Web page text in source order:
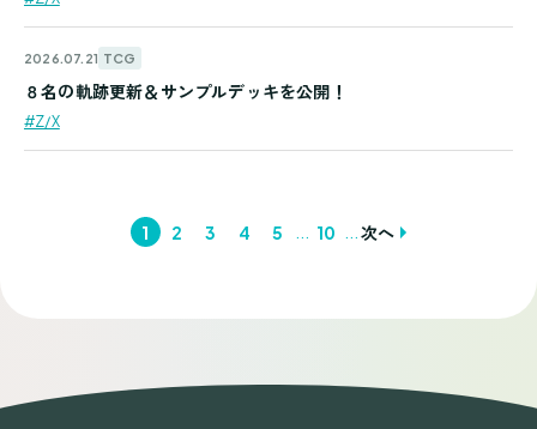
2026.07.21 TCG
#Z/X
８名の軌跡更新＆サンプルデッキを公開！
ゲ
1 2 3 4 5 10 次へ